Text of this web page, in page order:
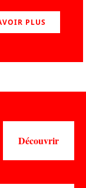
PLUS
Découvrir